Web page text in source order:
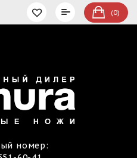
(0)
номер: